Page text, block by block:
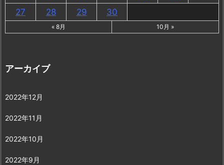
27
28 29 30
« 8月 10月 »
アーカイブ
2022年12月
2022年11月
2022年10月
2022年9月